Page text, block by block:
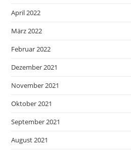
April 2022
März 2022
Februar 2022
Dezember 2021
November 2021
Oktober 2021
September 2021
August 2021